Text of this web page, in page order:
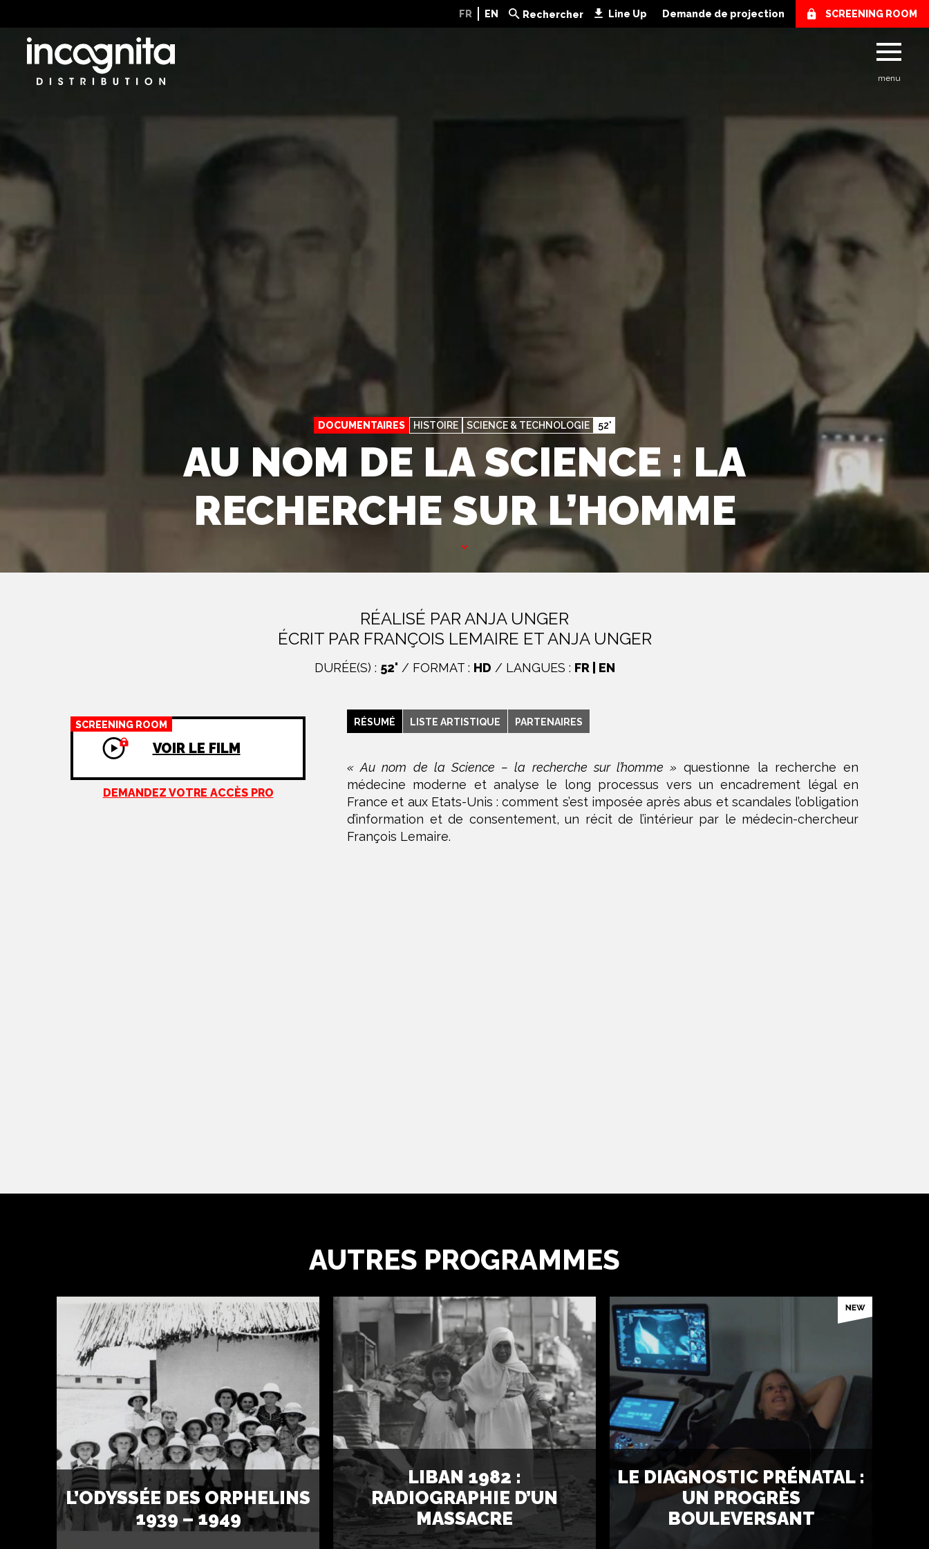
menu
FR EN Rechercher Line Up Demande de projection SCREENING ROOM
DOCUMENTAIRES HISTOIRE SCIENCE & TECHNOLOGIE 52'
AU NOM DE LA SCIENCE : LA
RECHERCHE SUR L’HOMME
RÉALISÉ PAR ANJA UNGER
ÉCRIT PAR FRANÇOIS LEMAIRE ET ANJA UNGER
DURÉE(S) : 52' / FORMAT : HD / LANGUES : FR | EN
SCREENING ROOM
VOIR LE FILM
DEMANDEZ VOTRE ACCÈS PRO
RÉSUMÉ LISTE ARTISTIQUE PARTENAIRES
« Au nom de la Science – la recherche sur l’homme » questionne la recherche en
médecine moderne et analyse le long processus vers un encadrement légal en
France et aux Etats-Unis : comment s’est imposée après abus et scandales l’obligation
d’information et de consentement, un récit de l’intérieur par le médecin-chercheur
François Lemaire.
AUTRES PROGRAMMES
L’ODYSSÉE DES ORPHELINS
1939 – 1949
LIBAN 1982 :
RADIOGRAPHIE D’UN
MASSACRE
LE DIAGNOSTIC PRÉNATAL :
UN PROGRÈS
BOULEVERSANT